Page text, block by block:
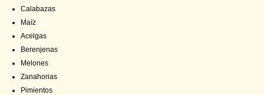
Calabazas
Maíz
Acelgas
Berenjenas
Melones
Zanahorias
Pimientos